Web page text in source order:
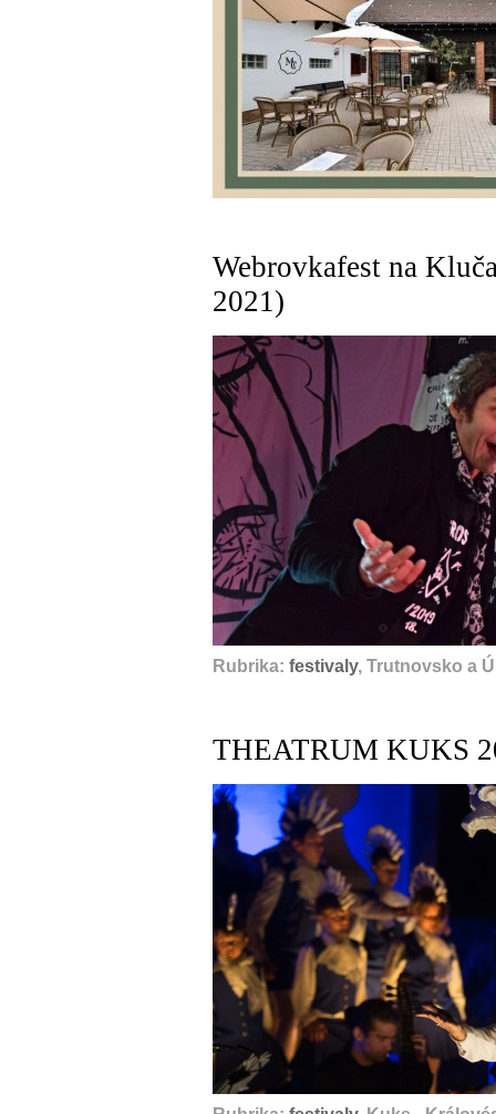
Webrovkafest na
2021)
Rubrika: festivaly, Trutnovsko a
THEATRUM KUKS